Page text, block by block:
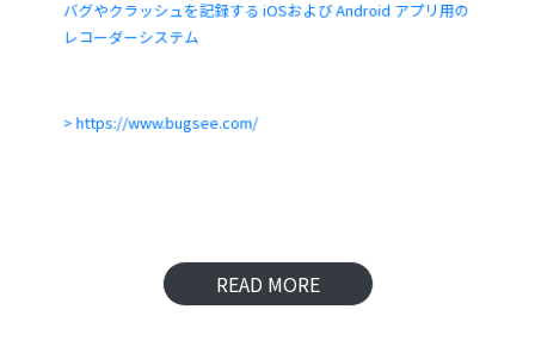
バグやクラッシュを記録する iOSおよび Android アプリ用の
レコーダーシステム
https://www.bugsee.com/
READ MORE